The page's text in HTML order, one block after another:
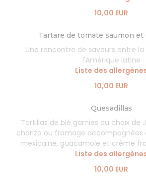
10,00 EUR
Tartare de tomate saumon et
Une rencontre de saveurs entre
l'Amérique latine
Liste des
10,00 EUR
Quesadillas
Tortillas de blé garnies au choix de
chorizo ou fromage
mexicaine, guacamole et crème
Liste des
10,00 EUR